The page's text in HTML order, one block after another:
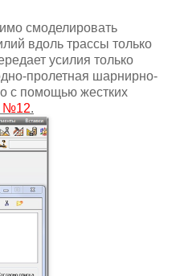
смоделировать
вдоль трассы только
усилия только
пролетная шарнирно-
с помощью жестких
№12.